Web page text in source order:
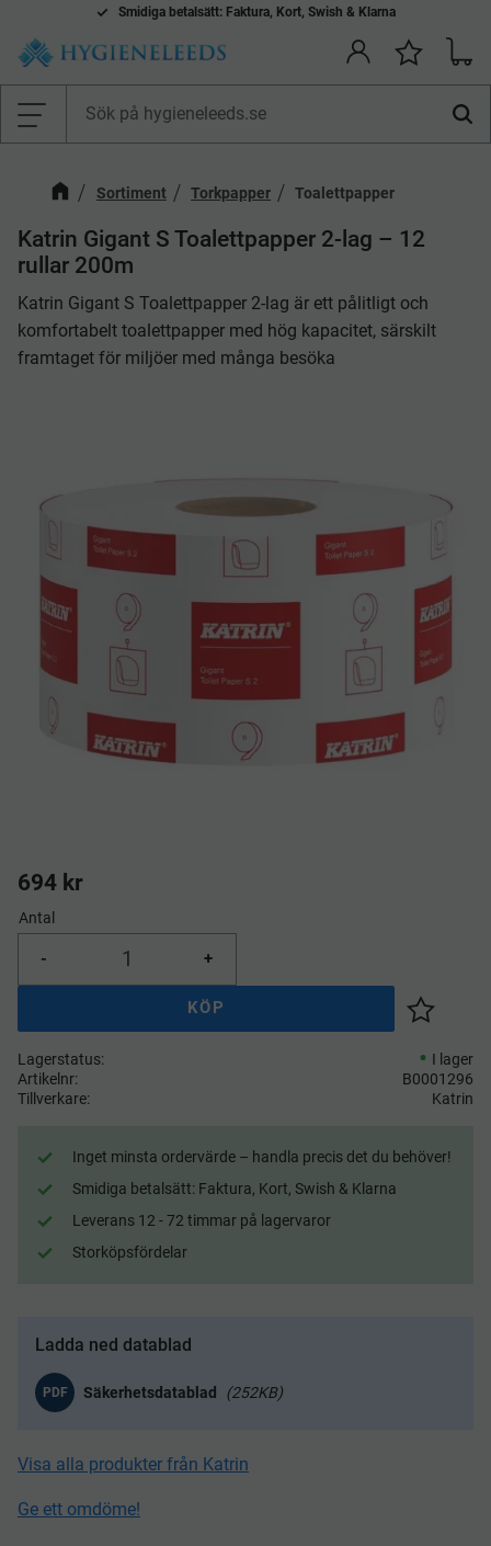
Meny
Smidiga betalsätt: Faktura, Kort, Swish & Klarna
Sortiment Torkpapper Toalettpapper
​Katrin Gigant S Toalettpapper 2-lag – 12
rullar 200m
Katrin Gigant S Toalettpapper 2-lag är ett pålitligt och
komfortabelt toalettpapper med hög kapacitet, särskilt
framtaget för miljöer med många besöka
694 kr
Antal
+
-
KÖP
Lägg till
Lagerstatus
I lager
Artikelnr
B0001296
Tillverkare
Katrin
Inget minsta ordervärde – handla precis det du behöver!
Smidiga betalsätt: Faktura, Kort, Swish & Klarna
Leverans 12 - 72 timmar på lagervaror
Storköpsfördelar
Ladda ned datablad
PDF 252KB
Visa alla produkter från Katrin
Ge ett omdöme!